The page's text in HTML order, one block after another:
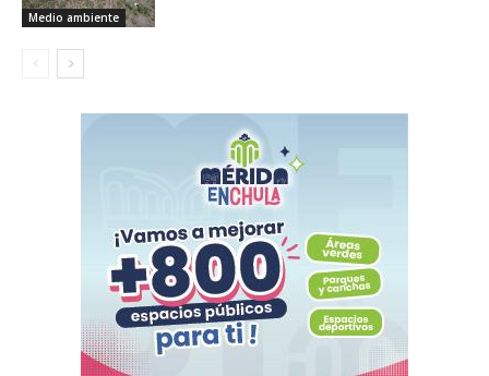
Medio ambiente